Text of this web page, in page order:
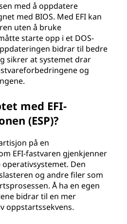
med å oppdatere
med BIOS. Med EFI kan
uten å bruke
starte opp i et DOS-
bidrar til bedre
sikrer at systemet drar
og
med EFI-
(ESP)?
på en
EFI-fastvaren gjenkjenner
Den
og andre filer som
Å ha en egen
bidrar til en mer
oppstartssekvens.